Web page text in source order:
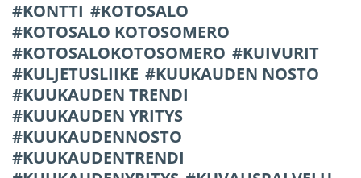
KONTTI
KOTOSALO
KOTOSALO KOTOSOMERO
KOTOSALOKOTOSOMERO
KUIVURIT
KULJETUSLIIKE
KUUKAUDEN NOSTO
KUUKAUDEN TRENDI
KUUKAUDEN YRITYS
KUUKAUDENNOSTO
KUUKAUDENTRENDI